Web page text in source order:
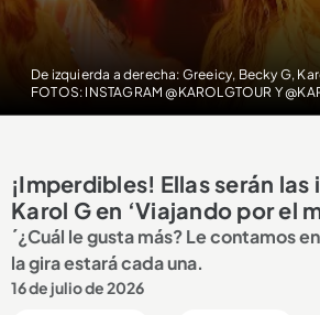
De izquierda a derecha: Greeicy, Becky G,
FOTOS: INSTAGRAM @KAROLGTOUR Y
¡Imperdibles! Ellas serán
Karol G en ‘Viajando por el
´¿Cuál le gusta más? Le contamos
la gira estará cada una.
16 de julio de 2026